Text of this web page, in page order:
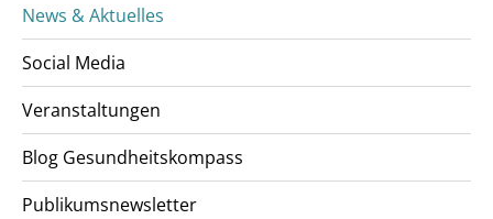
News & Aktuelles
Social Media
Veranstaltungen
Blog Gesundheitskompass
Publikumsnewsletter